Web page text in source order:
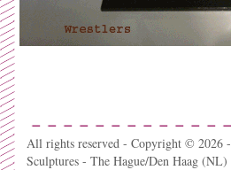
All rights reserved - Copyright © 2026 -
Sculptures - The Hague/Den Haag (NL)